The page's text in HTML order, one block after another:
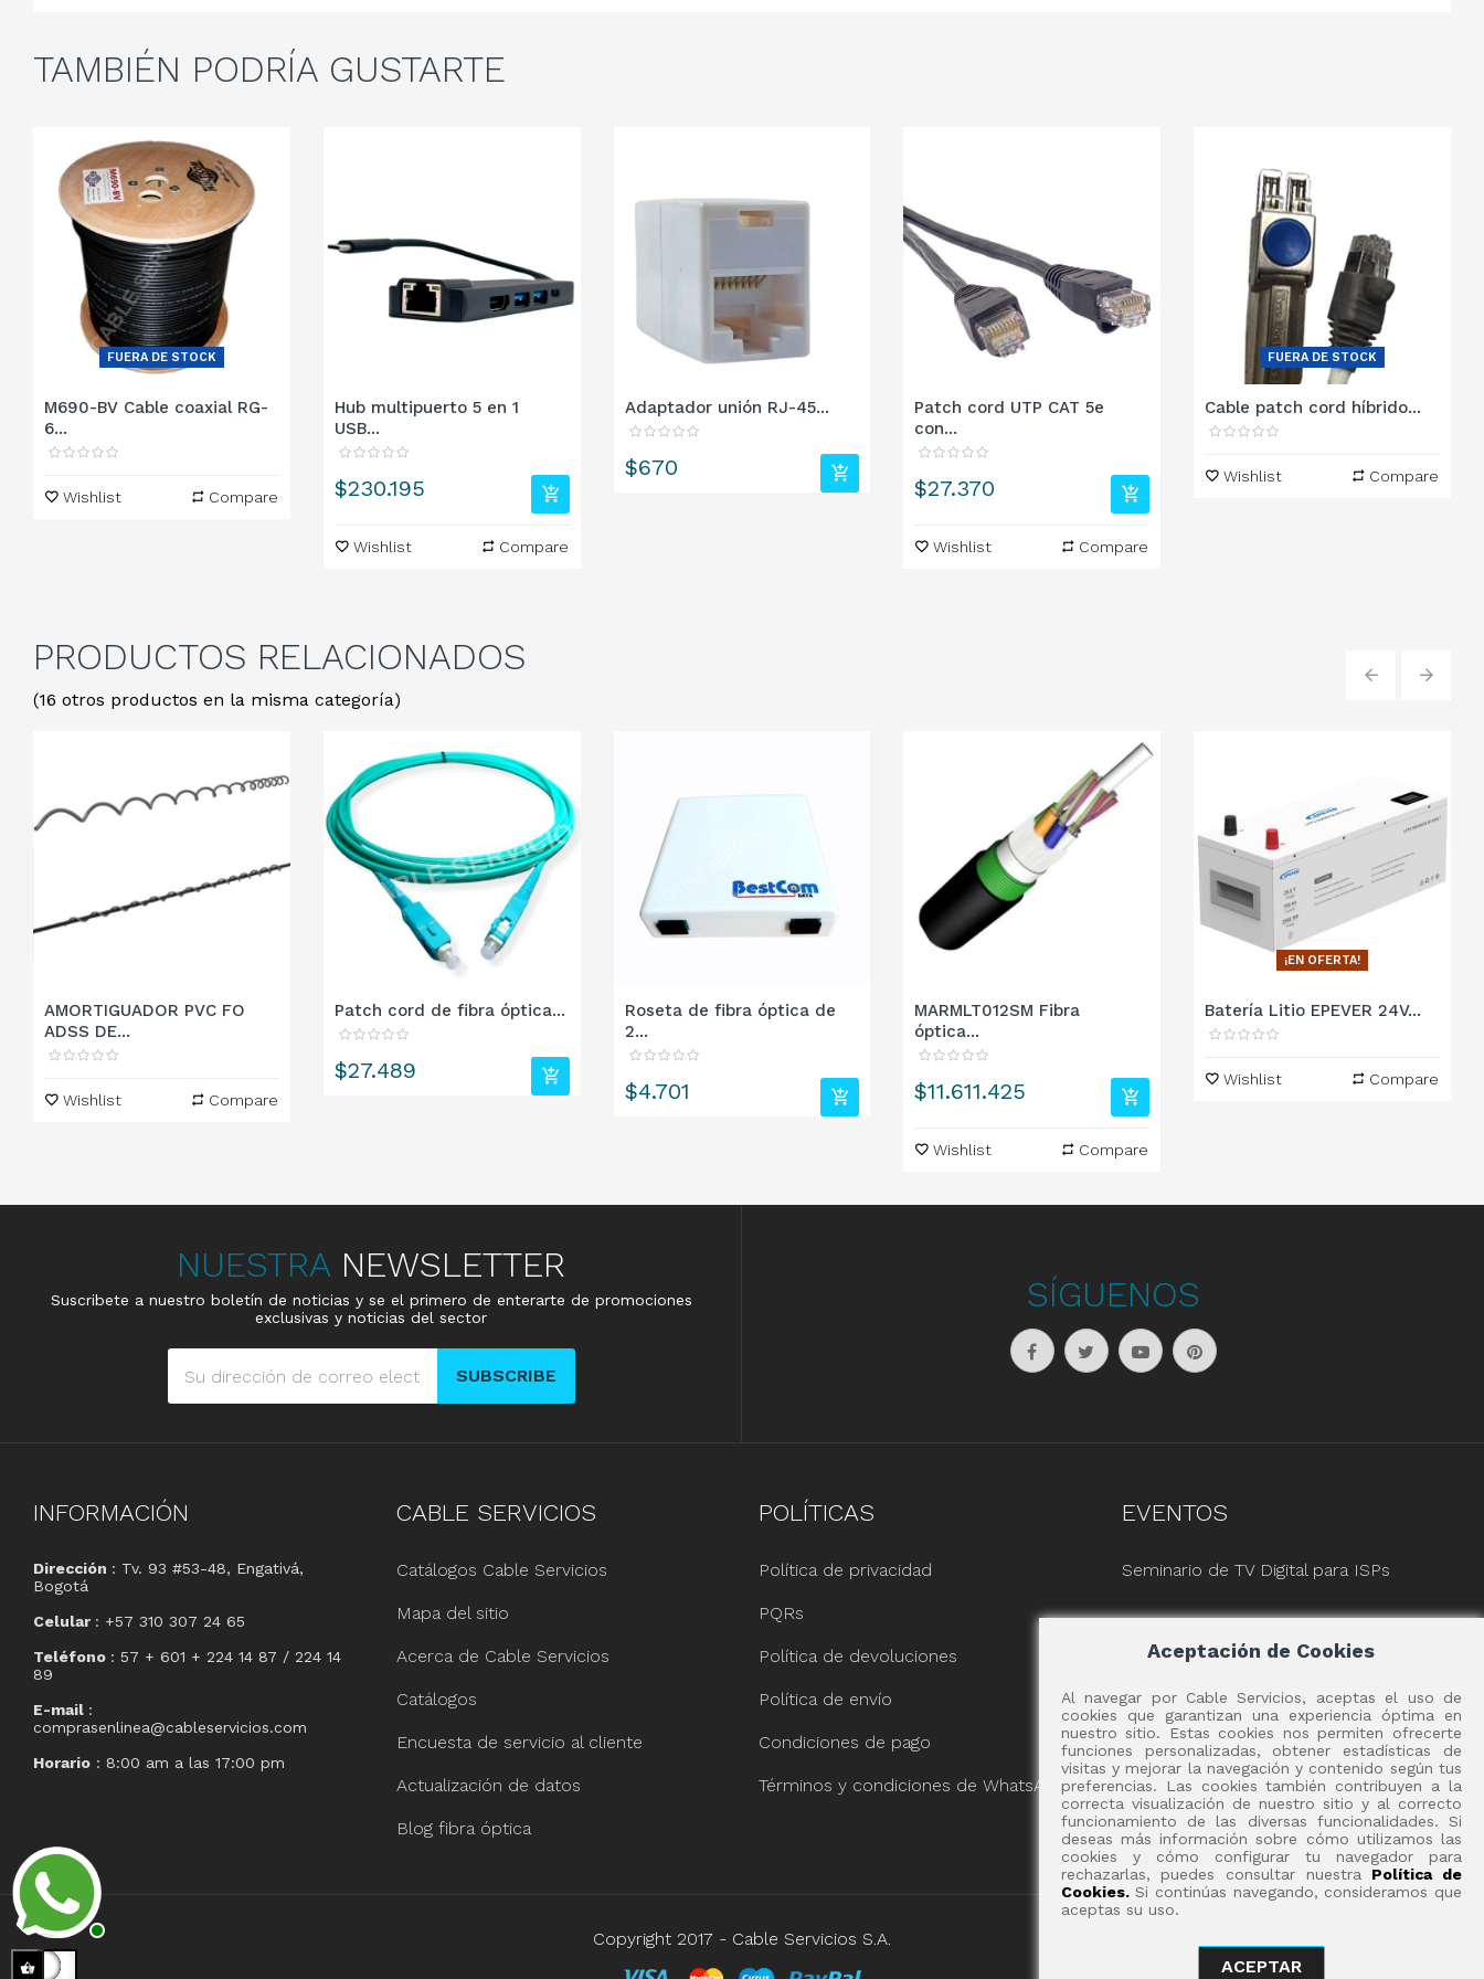
TAMBIÉN PODRÍA GUSTARTE
FUERA DE STOCK
M690-BV Cable coaxial RG-
6...
Wishlist Compare
Hub multipuerto 5 en 1
USB...
Precio
$230.195
Wishlist Compare
Adaptador unión RJ-45...
Precio
$670
Patch cord UTP CAT 5e
con...
Precio
$27.370
Wishlist Compare
FUERA DE STOCK
Cable patch cord híbrido...
Wishlist Compare
PRODUCTOS RELACIONADOS
(16 otros productos en la misma categoría)
AMORTIGUADOR PVC FO
ADSS DE...
Wishlist Compare
Patch cord de fibra óptica...
Precio
$27.489
Roseta de fibra óptica de
2...
Precio
$4.701
MARMLT012SM Fibra
óptica...
Precio
$11.611.425
Wishlist Compare
¡EN OFERTA!
Batería Litio EPEVER 24V...
Wishlist Compare
NUESTRA NEWSLETTER
Suscribete a nuestro boletín de noticias y se el primero de enterarte de promociones
exclusivas y noticias del sector
SUBSCRIBE
SÍGUENOS
INFORMACIÓN
Dirección : Tv. 93 #53-48, Engativá,
Bogotá
Celular : +57 310 307 24 65
Teléfono : 57 + 601 + 224 14 87 / 224 14
89
E-mail :
comprasenlinea@cableservicios.com
Horario : 8:00 am a las 17:00 pm
CABLE SERVICIOS
Catálogos Cable Servicios
Mapa del sitio
Acerca de Cable Servicios
Catálogos
Encuesta de servicio al cliente
Actualización de datos
Blog fibra óptica
POLÍTICAS
Política de privacidad
PQRs
Política de devoluciones
Política de envío
Condiciones de pago
Términos y condiciones de WhatsApp
EVENTOS
Seminario de TV Digital para ISPs
Aceptación de Cookies
Al navegar por Cable Servicios, aceptas el uso de
cookies que garantizan una experiencia óptima en
nuestro sitio. Estas cookies nos permiten ofrecerte
funciones personalizadas, obtener estadísticas de
visitas y mejorar la navegación y contenido según tus
preferencias. Las cookies también contribuyen a la
correcta visualización de nuestro sitio y al correcto
funcionamiento de las diversas funcionalidades. Si
deseas más información sobre cómo utilizamos las
cookies y cómo configurar tu navegador para
rechazarlas, puedes consultar nuestra Política de
Cookies.Si continúas navegando, consideramos que
aceptas su uso.
ACEPTAR
Copyright 2017 - Cable Servicios S.A.